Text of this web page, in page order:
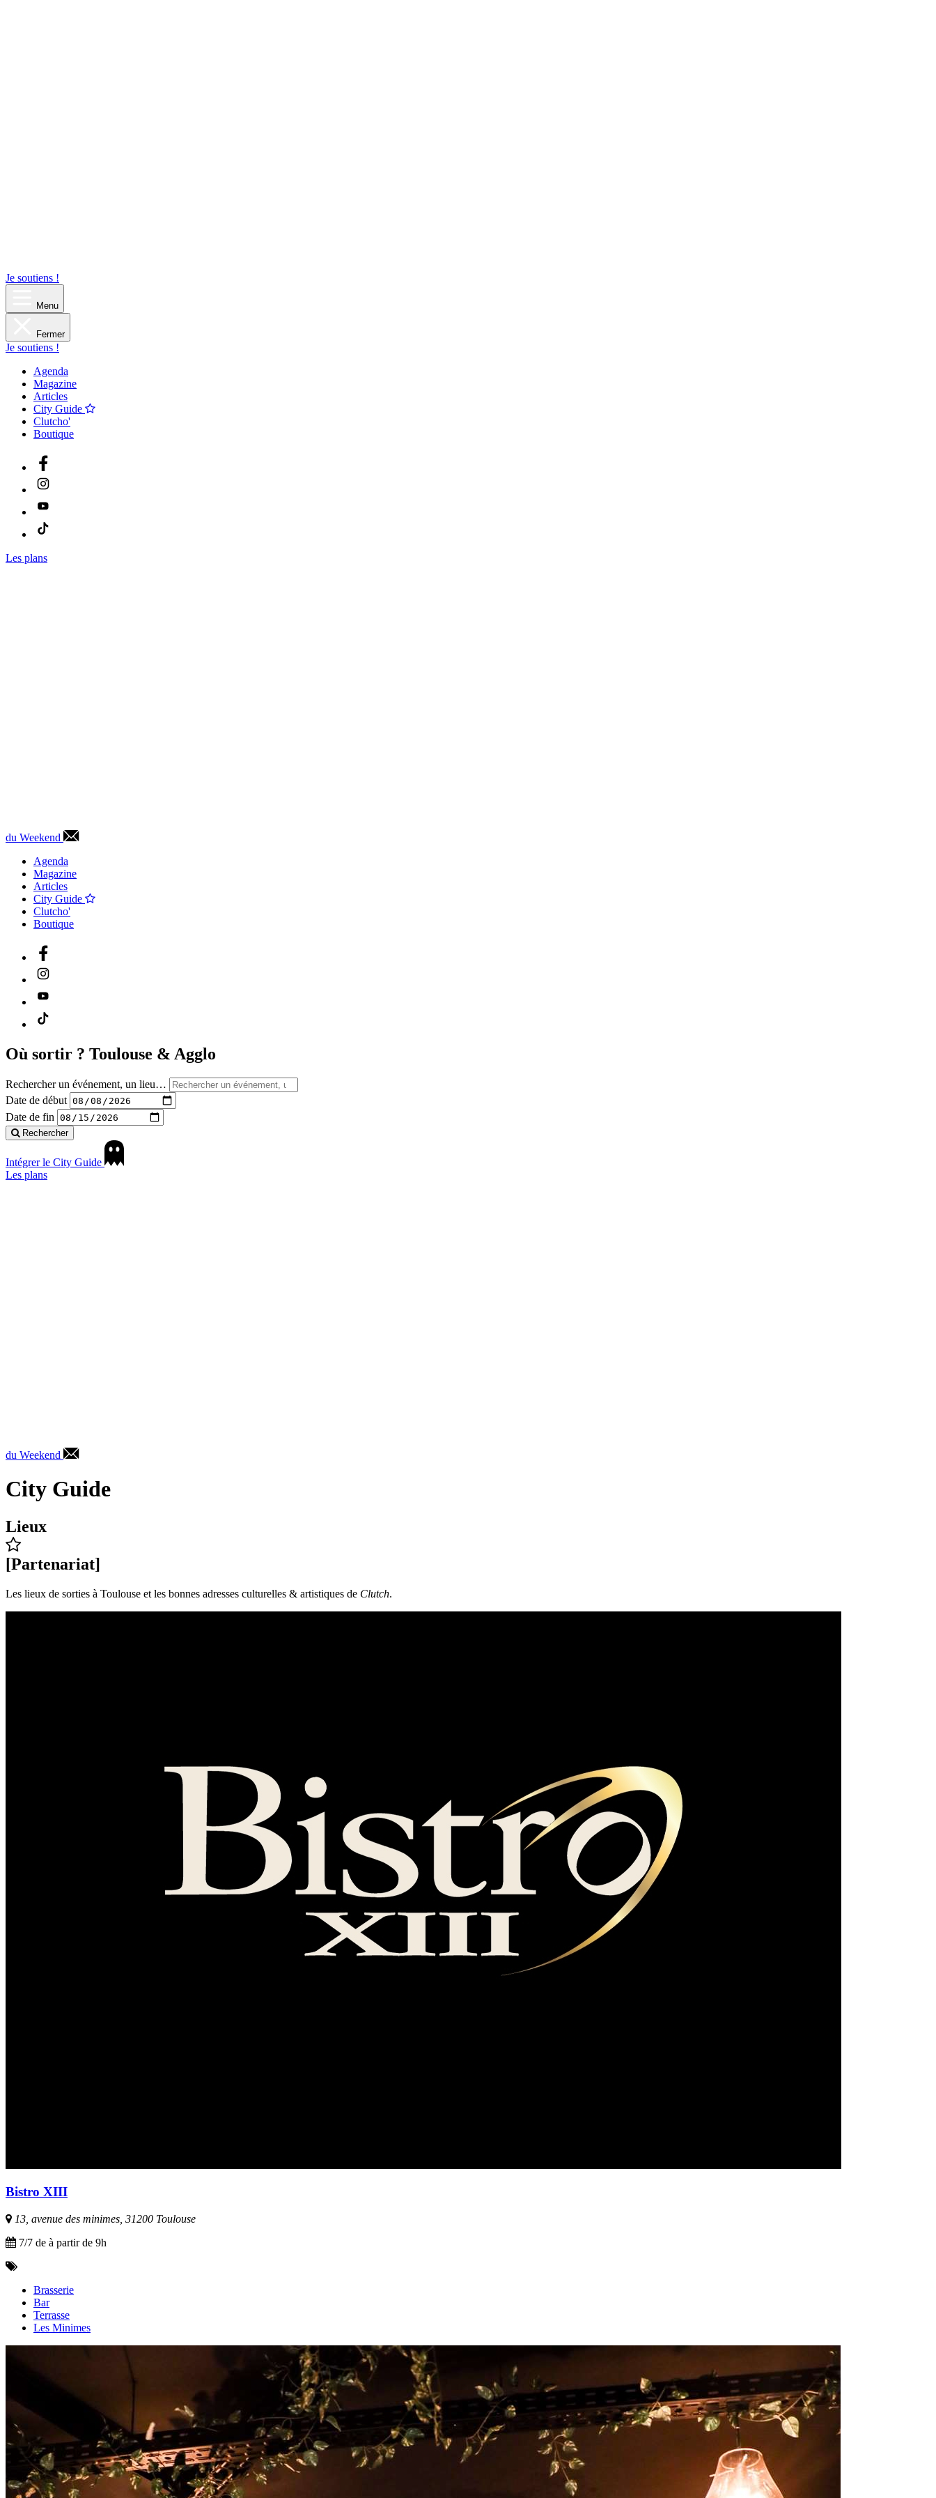
Je soutiens !
Menu
Fermer
Je soutiens !
Agenda
Magazine
Articles
City Guide
Clutcho'
Boutique
Les plans
du Weekend
Agenda
Magazine
Articles
City Guide
Clutcho'
Boutique
Où sortir ? Toulouse & Agglo
Rechercher un événement, un lieu…
Date de début
Date de fin
Rechercher
Intégrer le City Guide
Les plans
du Weekend
City Guide
Lieux
[Partenariat]
Les lieux de sorties à Toulouse et les bonnes adresses culturelles & artistiques de Clutch.
Bistro XIII
13, avenue des minimes, 31200 Toulouse
7/7 de à partir de 9h
Brasserie
Bar
Terrasse
Les Minimes